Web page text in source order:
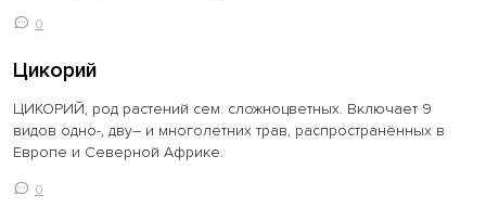
0
Цикорий
ЦИКОРИЙ, род растений сем. сложноцветных. Включает 9
видов одно-, дву– и многолетних трав, распространённых в
Европе и Северной Африке.
0